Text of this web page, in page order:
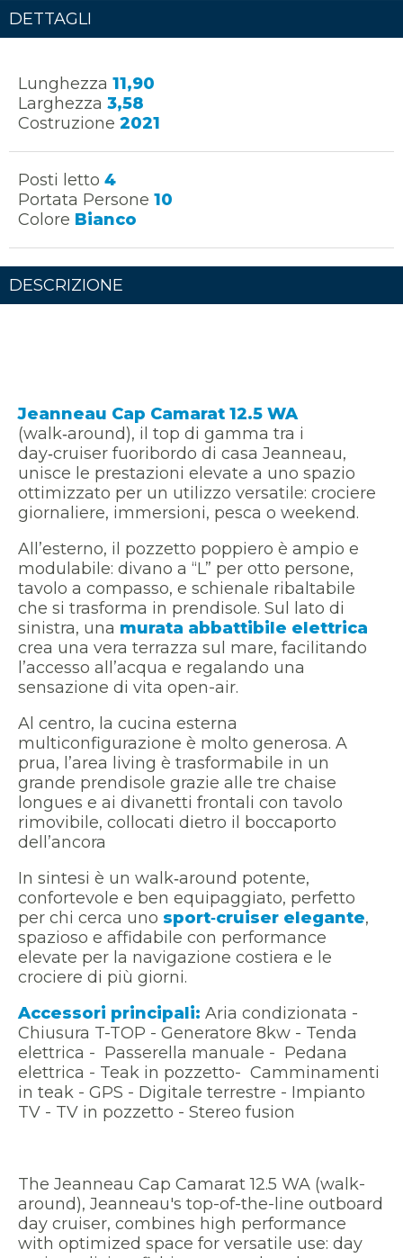
DETTAGLI
Lunghezza 11,90
Larghezza 3,58
Costruzione 2021
Posti letto 4
Portata Persone 10
Colore Bianco
DESCRIZIONE
Jeanneau Cap Camarat 12.5 WA
(walk‑around), il top di gamma tra i
day‑cruiser fuoribordo di casa Jeanneau,
unisce le prestazioni elevate a uno spazio
ottimizzato per un utilizzo versatile: crociere
giornaliere, immersioni, pesca o weekend.
All’esterno, il pozzetto poppiero è ampio e
modulabile: divano a “L” per otto persone,
tavolo a compasso, e schienale ribaltabile
che si trasforma in prendisole. Sul lato di
sinistra, una murata abbattibile elettrica
crea una vera terrazza sul mare, facilitando
l’accesso all’acqua e regalando una
sensazione di vita open-air.
Al centro, la cucina esterna
multiconfigurazione è molto generosa. A
prua, l’area living è trasformabile in un
grande prendisole grazie alle tre chaise
longues e ai divanetti frontali con tavolo
rimovibile, collocati dietro il boccaporto
dell’ancora
In sintesi è un walk‑around potente,
confortevole e ben equipaggiato, perfetto
per chi cerca uno sport‑cruiser elegante,
spazioso e affidabile con performance
elevate per la navigazione costiera e le
crociere di più giorni.
Accessori principali: Aria condizionata -
Chiusura T-TOP - Generatore 8kw - Tenda
elettrica - Passerella manuale - Pedana
elettrica - Teak in pozzetto- Camminamenti
in teak - GPS - Digitale terrestre - Impianto
TV - TV in pozzetto - Stereo fusion
The Jeanneau Cap Camarat 12.5 WA (walk-
around), Jeanneau's top-of-the-line outboard
day cruiser, combines high performance
with optimized space for versatile use: day